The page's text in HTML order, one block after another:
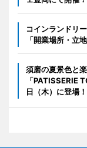
コインランドリ
「開業場所・立
須磨の夏景色と
「PATISSERIE
日（木）に登場！